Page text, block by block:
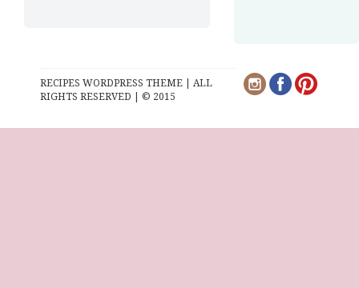
RECIPES WORDPRESS THEME | ALL
RIGHTS RESERVED | © 2015